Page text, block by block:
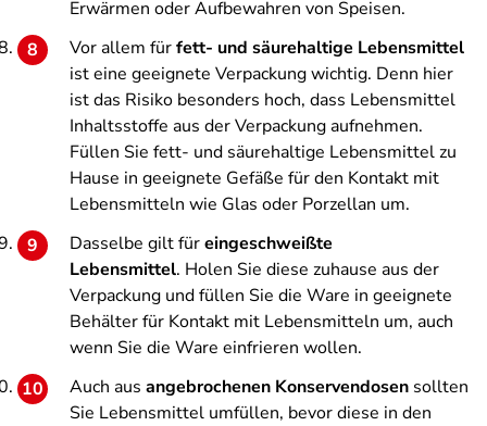
Erwärmen oder Aufbewahren von Speisen.
Vor allem fürfett- und säurehaltige Lebensmittel
ist eine geeignete Verpackung wichtig. Denn hier
ist das Risiko besonders hoch, dass Lebensmittel
Inhaltsstoffe aus der Verpackung aufnehmen.
Füllen Sie fett- und säurehaltige Lebensmittel zu
Hause in geeignete Gefäße für den Kontakt mit
Lebensmitteln wie Glas oder Porzellan um.
Dasselbe gilt füreingeschweißte
Lebensmittel. Holen Sie diese zuhause aus der
Verpackung und füllen Sie die Ware in geeignete
Behälter für Kontakt mit Lebensmitteln um, auch
wenn Sie die Ware einfrieren wollen.
Auch aus angebrochenen Konservendosen sollten
Sie Lebensmittel umfüllen, bevor diese in den